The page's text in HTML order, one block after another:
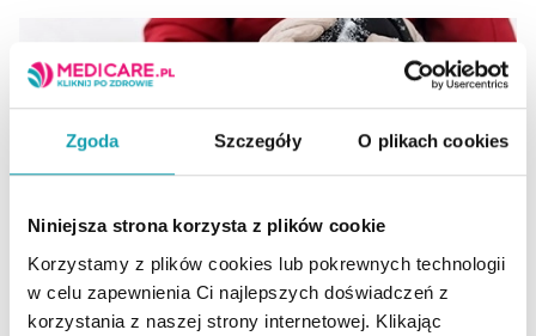
Zgoda Szczegóły O plikach cookies
Niniejsza strona korzysta z plików cookie
Korzystamy z plików cookies lub pokrewnych technologii
w celu zapewnienia Ci najlepszych doświadczeń z
korzystania z naszej strony internetowej. Klikając
Zimowe kontuzje: jak im zaradzić